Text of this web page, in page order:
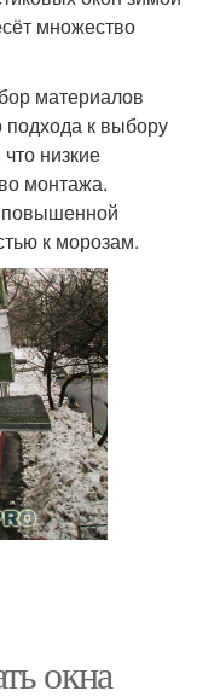
множество
материалов
подхода к выбору
низкие
монтажа.
к морозам.
окна